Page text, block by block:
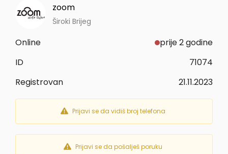
zoom
Široki Brijeg
Online
prije 2 godine
ID
71074
Registrovan
21.11.2023
Prijavi se da vidiš broj telefona
Prijavi se da pošalješ poruku